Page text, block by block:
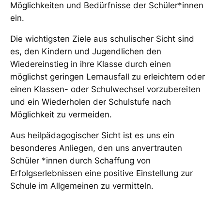
Möglichkeiten und Bedürfnisse der Schüler*innen
ein.
Die wichtigsten Ziele aus schulischer Sicht sind
es, den Kindern und Jugendlichen den
Wiedereinstieg in ihre Klasse durch einen
möglichst geringen Lernausfall zu erleichtern oder
einen Klassen- oder Schulwechsel vorzubereiten
und ein Wiederholen der Schulstufe nach
Möglichkeit zu vermeiden.
Aus heilpädagogischer Sicht ist es uns ein
besonderes Anliegen, den uns anvertrauten
Schüler *innen durch Schaffung von
Erfolgserlebnissen eine positive Einstellung zur
Schule im Allgemeinen zu vermitteln.